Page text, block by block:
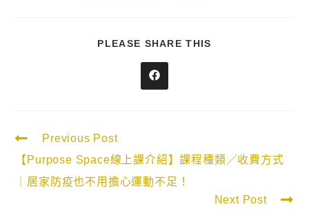
PLEASE SHARE THIS
Previous Post
【Purpose Space線上課介紹】課程種類／收費方式
｜居家防疫也不用擔心運動不足！
Next Post